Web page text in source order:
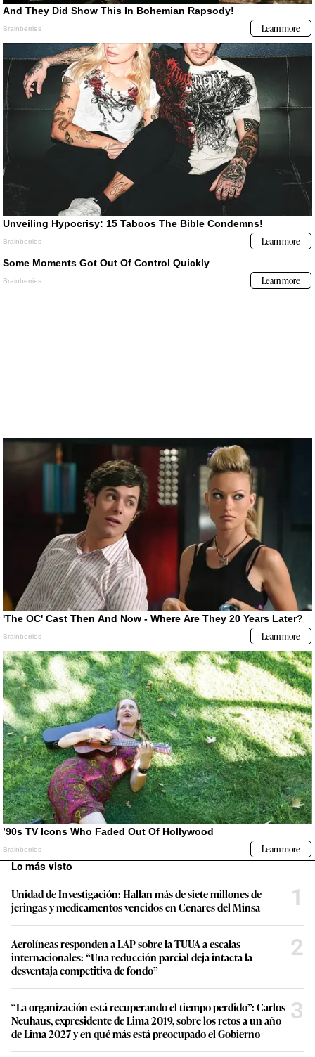
Lo más visto
Unidad de Investigación: Hallan más de siete millones de
jeringas y medicamentos vencidos en Cenares del Minsa
1
Aerolíneas responden a LAP sobre la TUUA a escalas
internacionales: “Una reducción parcial deja intacta la
desventaja competitiva de fondo”
2
“La organización está recuperando el tiempo perdido”: Carlos
Neuhaus, expresidente de Lima 2019, sobre los retos a un año
de Lima 2027 y en qué más está preocupado el Gobierno
3